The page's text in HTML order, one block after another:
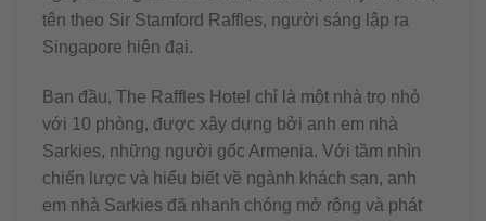
tên theo Sir Stamford Raffles, người sáng lập ra
Singapore hiện đại.
Ban đầu, The Raffles Hotel chỉ là một nhà trọ nhỏ
với 10 phòng, được xây dựng bởi anh em nhà
Sarkies, những người gốc Armenia. Với tầm nhìn
chiến lược và hiểu biết về ngành khách sạn, anh
em nhà Sarkies đã nhanh chóng mở rộng và phát